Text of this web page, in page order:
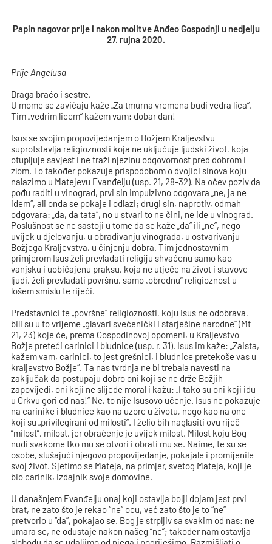
Papin nagovor prije i nakon molitve Anđeo Gospodnji u nedjelju
27. rujna 2020.
Prije Angelusa
Draga braćo i sestre,
U mome se zavičaju kaže „Za tmurna vremena budi vedra lica“.
Tim „vedrim licem“ kažem vam: dobar dan!
Isus se svojim propovijedanjem o Božjem Kraljevstvu
suprotstavlja religioznosti koja ne uključuje ljudski život, koja
otupljuje savjest i ne traži njezinu odgovornost pred dobrom i
zlom. To također pokazuje prispodobom o dvojici sinova koju
nalazimo u Matejevu Evanđelju (usp. 21, 28-32). Na očev poziv da
pođu raditi u vinograd, prvi sin impulzivno odgovara „ne, ja ne
idem“, ali onda se pokaje i odlazi; drugi sin, naprotiv, odmah
odgovara: „da, da tata“, no u stvari to ne čini, ne ide u vinograd.
Poslušnost se ne sastoji u tome da se kaže „da“ ili „ne“, nego
uvijek u djelovanju, u obrađivanju vinograda, u ostvarivanju
Božjega Kraljevstva, u činjenju dobra. Tim jednostavnim
primjerom Isus želi prevladati religiju shvaćenu samo kao
vanjsku i uobičajenu praksu, koja ne utječe na život i stavove
ljudi, želi prevladati površnu, samo „obrednu“ religioznost u
lošem smislu te riječi.
Predstavnici te „površne“ religioznosti, koju Isus ne odobrava,
bili su u to vrijeme „glavari svećenički i starješine narodne“ (Mt
21, 23) koje će, prema Gospodinovoj opomeni, u Kraljevstvo
Božje preteći carinici i bludnice (usp. r. 31). Isus im kaže: „Zaista,
kažem vam, carinici, to jest grešnici, i bludnice pretekoše vas u
kraljevstvo Božje“. Ta nas tvrdnja ne bi trebala navesti na
zaključak da postupaju dobro oni koji se ne drže Božjih
zapovijedi, oni koji ne slijede moral i kažu: „I tako su oni koji idu
u Crkvu gori od nas!“ Ne, to nije Isusovo učenje. Isus ne pokazuje
na carinike i bludnice kao na uzore u životu, nego kao na one
koji su „privilegirani od milosti“. I želio bih naglasiti ovu riječ
“milost”, milost, jer obraćenje je uvijek milost. Milost koju Bog
nudi svakome tko mu se otvori i obrati mu se. Naime, te su se
osobe, slušajući njegovo propovijedanje, pokajale i promijenile
svoj život. Sjetimo se Mateja, na primjer, svetog Mateja, koji je
bio carinik, izdajnik svoje domovine.
U današnjem Evanđelju onaj koji ostavlja bolji dojam jest prvi
brat, ne zato što je rekao “ne” ocu, već zato što je to “ne”
pretvorio u “da”, pokajao se. Bog je strpljiv sa svakim od nas: ne
umara se, ne odustaje nakon našeg “ne”; također nam ostavlja